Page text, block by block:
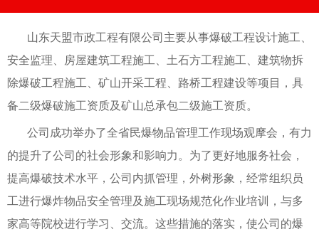
山东天盟市政工程有限公司主要从事爆破工程设计施工、
安全监理、房屋建筑工程施工、土石方工程施工、建筑物拆
除爆破工程施工、矿山开采工程、路桥工程建设等项目，具
备二级爆破施工资质及矿山总承包二级施工资质。
公司成功举办了全省民爆物品管理工作现场观摩会，有力
的提升了公司的社会形象和影响力。为了更好地服务社会，
提高爆破技术水平，公司内抓管理，外树形象，经常组织员
工进行爆炸物品安全管理及施工现场规范化作业培训，与多
家高等院校进行学习、交流。这些措施的落实，使公司的爆